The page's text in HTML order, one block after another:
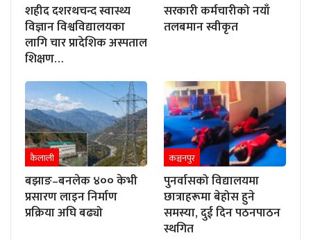
शहीद दशरथचन्द स्वास्थ्य
विज्ञान विश्वविद्यालयका
लागि चार प्रादेशिक अस्पताल
शिक्षण…
सरकारी कर्मचारीको नयाँ
तलबमान स्वीकृत
कैलाली
बझाङ–बनलेक ४०० केभी
प्रसारण लाइन निर्माण
प्रक्रिया अघि बढ्यो
कञ्चनपुर
पुनर्वासको विद्यालयमा
छात्राहरूमा बेहोस हुने
समस्या, दुई दिन पठनपाठन
स्थगित